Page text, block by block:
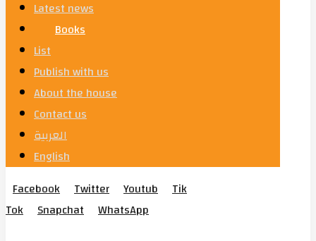
Latest news
Books
List
Publish with us
About the house
Contact us
العربية
English
Facebook
Twitter Youtub
Tik
Tok
Snapchat
WhatsApp